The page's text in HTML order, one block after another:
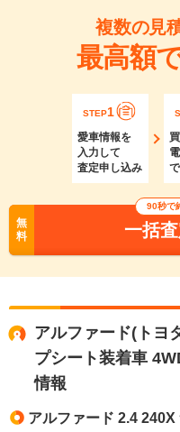
複数の見
最高額
STEP1
愛車情報を
入力して
査定申し込み
無
料
90秒で
一括
アルファード(トヨ
プシート装着車
情報
アルファード 2.4